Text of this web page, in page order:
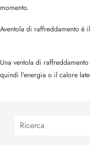
momento.
Aventola di raffreddamento è
Una ventola di
quindi l'energia o il calore